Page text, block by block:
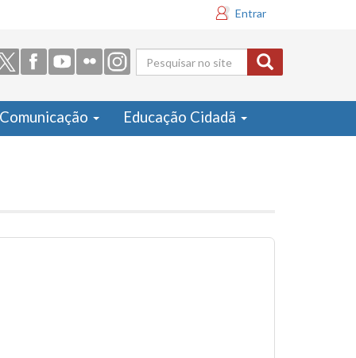
Entrar
Formulário
de busca
Comunicação Educação Cidadã